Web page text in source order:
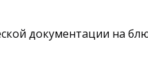
документации на